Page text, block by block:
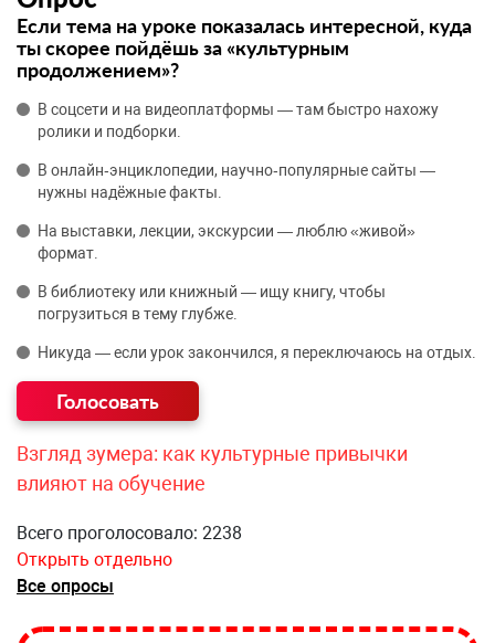
Если тема на уроке показалась интересной, куда
ты скорее пойдёшь за «культурным
продолжением»?
В соцсети и на видеоплатформы — там быстро нахожу
ролики и подборки.
В онлайн‑энциклопедии, научно‑популярные сайты —
нужны надёжные факты.
На выставки, лекции, экскурсии — люблю «живой»
формат.
В библиотеку или книжный — ищу книгу, чтобы
погрузиться в тему глубже.
Никуда — если урок закончился, я переключаюсь на отдых.
Взгляд зумера: как культурные привычки
влияют на обучение
Всего проголосовало: 2238
Открыть отдельно
Все опросы